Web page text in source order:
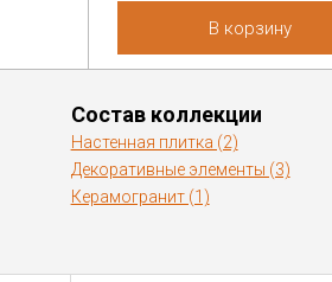
В корзину
Состав коллекции
Настенная плитка (2)
Декоративные элементы (3)
Керамогранит (1)